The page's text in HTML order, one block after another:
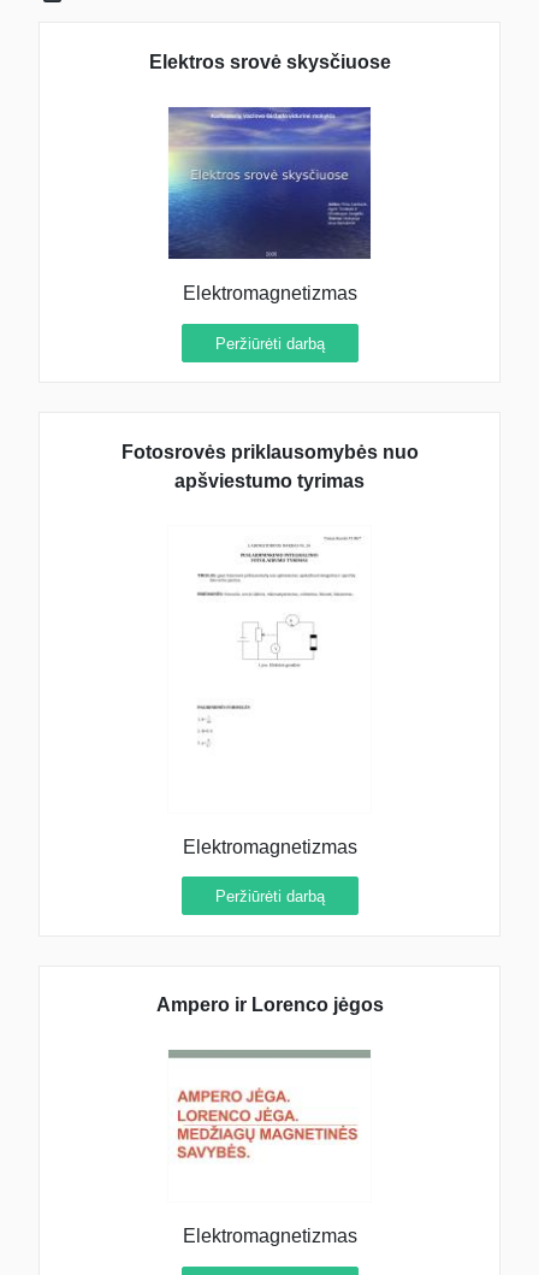
Elektros srovė skysčiuose
Elektromagnetizmas
Peržiūrėti darbą
Fotosrovės priklausomybės nuo
apšviestumo tyrimas
Elektromagnetizmas
Peržiūrėti darbą
Ampero ir Lorenco jėgos
Elektromagnetizmas